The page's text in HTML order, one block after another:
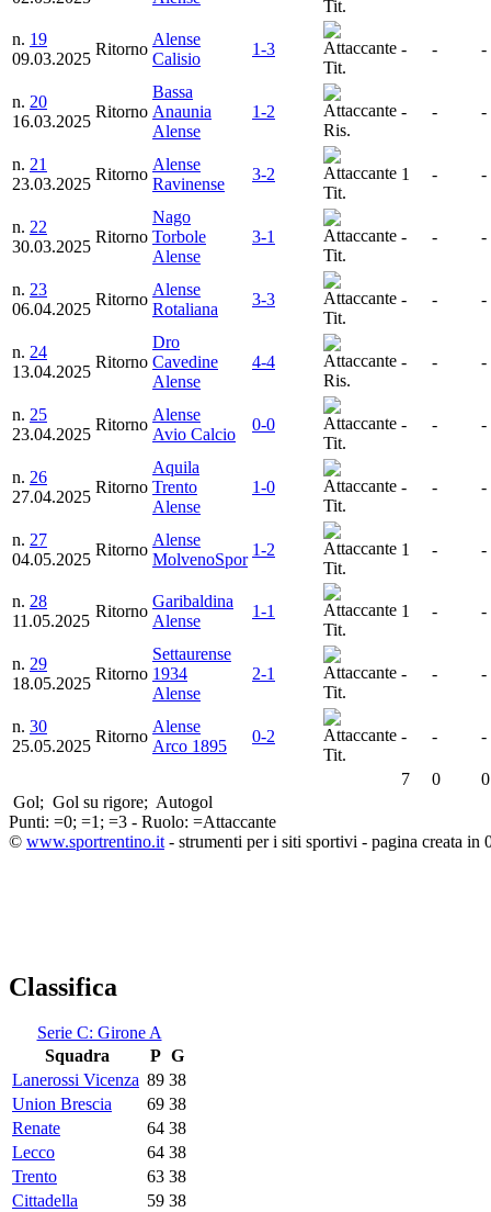
Tit.
n. 19
09.03.2025
Ritorno
Alense
Calisio
1-3
Tit.
- - -
n. 20
16.03.2025
Ritorno
Bassa
Anaunia
Alense
1-2
Ris.
- - -
n. 21
23.03.2025
Ritorno
Alense
Ravinense
3-2
Tit.
1 - -
n. 22
30.03.2025
Ritorno
Nago
Torbole
Alense
3-1
Tit.
- - -
n. 23
06.04.2025
Ritorno
Alense
Rotaliana
3-3
Tit.
- - -
n. 24
13.04.2025
Ritorno
Dro
Cavedine
Alense
4-4
Ris.
- - -
n. 25
23.04.2025
Ritorno
Alense
Avio Calcio
0-0
Tit.
- - -
n. 26
27.04.2025
Ritorno
Aquila
Trento
Alense
1-0
Tit.
- - -
n. 27
04.05.2025
Ritorno
Alense
MolvenoSpor
1-2
Tit.
1 - -
n. 28
11.05.2025
Ritorno
Garibaldina
Alense
1-1
Tit.
1 - -
n. 29
18.05.2025
Ritorno
Settaurense
1934
Alense
2-1
Tit.
- - -
n. 30
25.05.2025
Ritorno
Alense
Arco 1895
0-2
Tit.
- - -
7 0
0
Gol; Gol su rigore; Autogol
Punti: =0; =1; =3 - Ruolo: =Attaccante
© www.sportrentino.it - strumenti per i siti sportivi - pagina creata in
Classifica
Serie C: Girone A
Squadra
P G
Lanerossi Vicenza 89 38
Union Brescia
69 38
Renate
64 38
Lecco
64 38
Trento
63 38
Cittadella
59 38